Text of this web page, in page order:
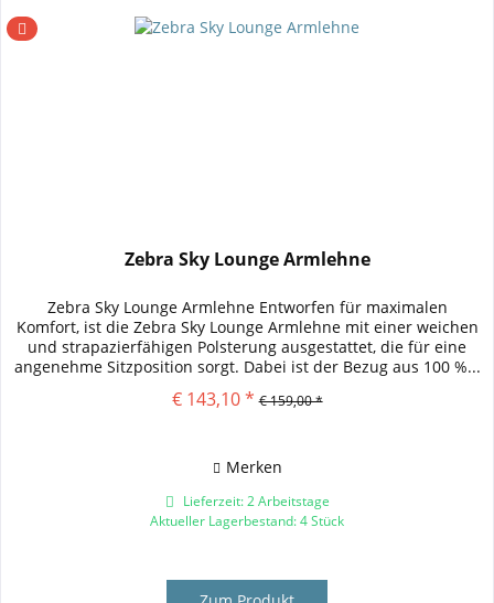
Zebra Sky Lounge Armlehne
Zebra Sky Lounge Armlehne Entworfen für maximalen
Komfort, ist die Zebra Sky Lounge Armlehne mit einer weichen
und strapazierfähigen Polsterung ausgestattet, die für eine
angenehme Sitzposition sorgt. Dabei ist der Bezug aus 100 %...
€ 143,10 * € 159,00 *
Merken
Lieferzeit: 2 Arbeitstage
Aktueller Lagerbestand: 4 Stück